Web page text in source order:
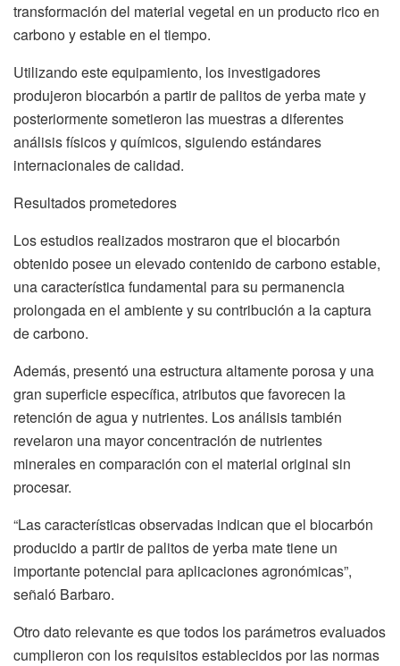
transformación del material vegetal en un producto rico en
carbono y estable en el tiempo.
Utilizando este equipamiento, los investigadores
produjeron biocarbón a partir de palitos de yerba mate y
posteriormente sometieron las muestras a diferentes
análisis físicos y químicos, siguiendo estándares
internacionales de calidad.
Resultados prometedores
Los estudios realizados mostraron que el biocarbón
obtenido posee un elevado contenido de carbono estable,
una característica fundamental para su permanencia
prolongada en el ambiente y su contribución a la captura
de carbono.
Además, presentó una estructura altamente porosa y una
gran superficie específica, atributos que favorecen la
retención de agua y nutrientes. Los análisis también
revelaron una mayor concentración de nutrientes
minerales en comparación con el material original sin
procesar.
“Las características observadas indican que el biocarbón
producido a partir de palitos de yerba mate tiene un
importante potencial para aplicaciones agronómicas”,
señaló Barbaro.
Otro dato relevante es que todos los parámetros evaluados
cumplieron con los requisitos establecidos por las normas